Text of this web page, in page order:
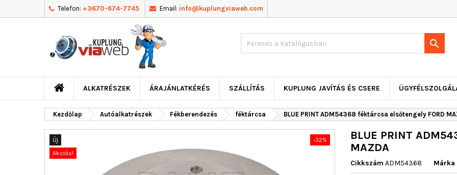
Telefon: +3670-674-7745 Email: info@kuplungviaweb.com

ALKATRÉSZEK ÁRAJÁNLATKÉRÉS SZÁLLÍTÁS KUPLUNG JAVÍTÁS ÉS CSERE
Kezdőlap Autóalkatrészek Fékberendezés féktárcsa BLUE PRINT ADM54368 féktárcsa elsőtengely FORD
Új
-32%
Akciós!
BLUE PRINT
MAZDA
Cikkszám ADM54368 Márka